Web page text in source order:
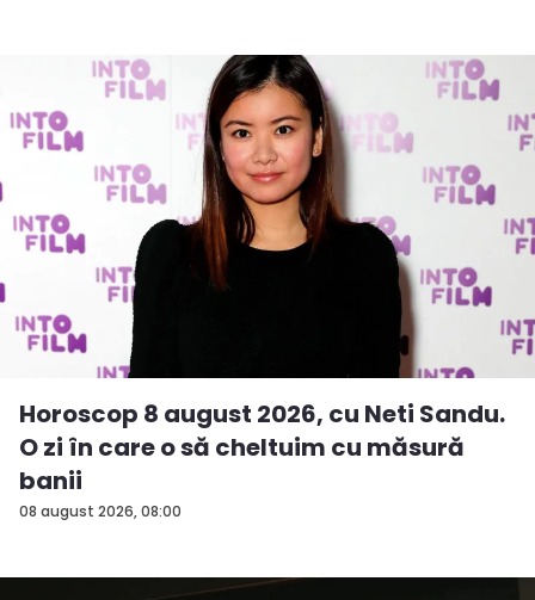
08 august 2026, 08:00
Horoscop 8 august 2026, cu Neti Sandu.
O zi în care o să cheltuim cu măsură
banii